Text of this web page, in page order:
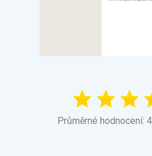
Průměrné hodnocení: